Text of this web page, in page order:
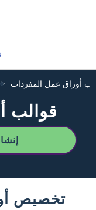
أوراق عمل المفردات
قوالب
تخصيص